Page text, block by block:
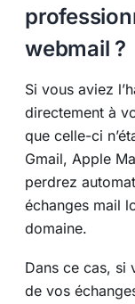
webmail ?
Si vous aviez
directement à
que celle-ci
Gmail, Apple
perdrez
échanges mail
domaine.
Dans ce cas, si
de vos